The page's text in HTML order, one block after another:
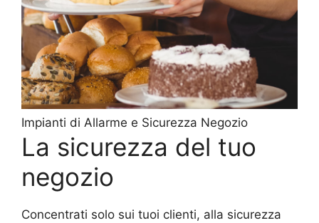
Impianti di Allarme e Sicurezza Negozio
La sicurezza del tuo
negozio
Concentrati solo sui tuoi clienti, alla sicurezza